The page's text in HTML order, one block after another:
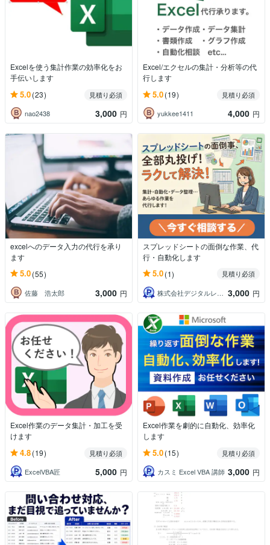
Excelを使う集計作業の効率化をお
手伝いします
5.0(23)
見積り必須
nao2438
3,000 円
Excel/エクセルの集計・分析等の代
行します
5.0(19)
見積り必須
yukkee1411
4,000 円
excelへのデータ入力の代行を承り
ます
5.0(55)
佐藤 浩太郎 3,000 円
スプレッドシートの面倒な作業、代
行・自動化します
5.0(1)
見積り必須
株式会社デジタルレシピ
3,000 円
Excel作業のデータ集計・加工を受
けます
4.8(19)
見積り必須
ExcelVBA匠
5,000 円
Excel作業を劇的に自動化、効率化
します
5.0(15)
見積り必須
カスミ Excel VBA 講師 3,000 円